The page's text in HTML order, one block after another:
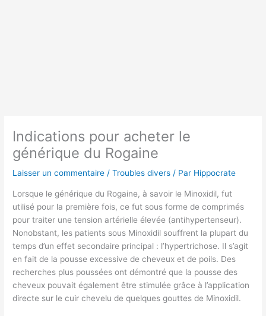
Indications pour acheter le
générique du Rogaine
Laisser un commentaire /Troubles divers / Par Hippocrate
Lorsque le générique du Rogaine, à savoir le Minoxidil, fut
utilisé pour la première fois, ce fut sous forme de comprimés
pour traiter une tension artérielle élevée (antihypertenseur).
Nonobstant, les patients sous Minoxidil souffrent la plupart du
temps d’un effet secondaire principal : l’hypertrichose. Il s’agit
en fait de la pousse excessive de cheveux et de poils. Des
recherches plus poussées ont démontré que la pousse des
cheveux pouvait également être stimulée grâce à l’application
directe sur le cuir chevelu de quelques gouttes de Minoxidil.